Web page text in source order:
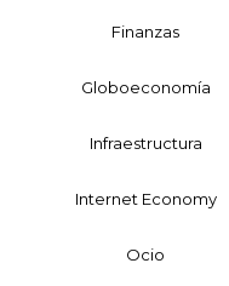
Finanzas
Globoeconomía
Infraestructura
Internet Economy
Ocio